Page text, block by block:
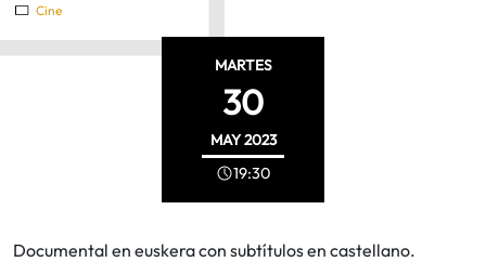
Cine
MARTES
30
MAY2023
19:30
Documental en euskera con subtítulos en castellano.